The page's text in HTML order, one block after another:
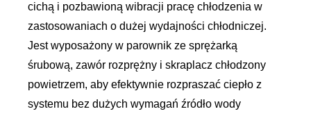
cichą i pozbawioną wibracji pracę chłodzenia w
zastosowaniach o dużej wydajności chłodniczej.
Jest wyposażony w parownik ze sprężarką
śrubową, zawór rozprężny i skraplacz chłodzony
powietrzem, aby efektywnie rozpraszać ciepło z
systemu bez dużych wymagań źródło wody